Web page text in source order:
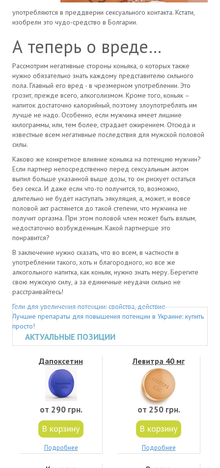
употребляются в преддверии сексуального контакта. Кстати,
изобрели это чудо-средство в Болгарии.
А теперь о вреде…
Рассмотрим негативные стороны коньяка, о которых также
нужно обязательно знать каждому представителю сильного
пола. Главный его вред - в чрезмерном употреблении. Это
грозит, прежде всего, алкоголизмом. Кроме того, коньяк –
напиток достаточно калорийный, поэтому злоупотреблять им
лучше не надо. Особенно, если мужчина имеет лишние
килограммы, или, тем более, страдает ожирением. Отсюда и
известные всем негативные последствия для мужской половой
силы.
Каково же конкретное влияние коньяка на потенцию мужчин?
Если партнер непосредственно перед сексуальным актом
выпил больше указанной выше дозы, то он рискует остаться
без секса. И даже если что-то получится, то, возможно,
длительно не будет наступать эякуляция, а, может, и вовсе
половой акт растянется до такой степени, что мужчина не
получит оргазма. При этом половой член может быть вялым,
недостаточно возбужденным. Какой партнерше это
понравится?
В заключение нужно сказать, что во всем, в частности в
употреблении такого, хоть и благородного, но все же
алкогольного напитка, как коньяк, нужно знать меру. Берегите
свою мужскую силу, а за единичные неудачи сильно не
расстраивайтесь!
Гели для увеличения потенции: свойства, действие
Лучшие препараты для повышения потенции в Украине: купить
просто!
АКТУАЛЬНЫЕ ПОЗИЦИИ
Дапоксетин
от 290 грн.
В корзину
Подробнее
Левитра 40 мг
от 250 грн.
В корзину
Подробнее